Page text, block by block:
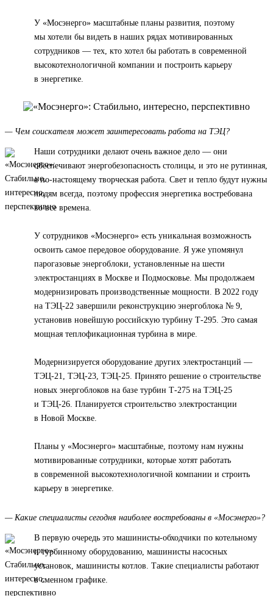
У «Мосэнерго» масштабные планы развития, поэтому
мы хотели бы видеть в наших рядах мотивированных
сотрудников — тех, кто хотел бы работать в современной
высокотехнологичной компании и построить карьеру
в энергетике.
— Чем соискателя может заинтересовать работа на ТЭЦ?
Наши сотрудники делают очень важное дело — они
обеспечивают энергобезопасность столицы, и это не рутинная,
а по-настоящему творческая работа. Свет и тепло будут нужны
людям всегда, поэтому профессия энергетика востребована
во все времена.
У сотрудников «Мосэнерго» есть уникальная возможность
освоить самое передовое оборудование. Я уже упомянул
парогазовые энергоблоки, установленные на шести
электростанциях в Москве и Подмосковье. Мы продолжаем
модернизировать производственные мощности. В 2022 году
на ТЭЦ-22 завершили реконструкцию энергоблока № 9,
установив новейшую российскую турбину Т-295. Это самая
мощная теплофикационная турбина в мире.
Модернизируется оборудование других электростанций —
ТЭЦ-21, ТЭЦ-23, ТЭЦ-25. Принято решение о строительстве
новых энергоблоков на базе турбин Т-275 на ТЭЦ-25
и ТЭЦ-26. Планируется строительство электростанции
в Новой Москве.
Планы у «Мосэнерго» масштабные, поэтому нам нужны
мотивированные сотрудники, которые хотят работать
в современной высокотехнологичной компании и строить
карьеру в энергетике.
— Какие специалисты сегодня наиболее востребованы в «Мосэнерго»?
В первую очередь это машинисты-обходчики по котельному
и турбинному оборудованию, машинисты насосных
установок, машинисты котлов. Такие специалисты работают
в сменном графике.